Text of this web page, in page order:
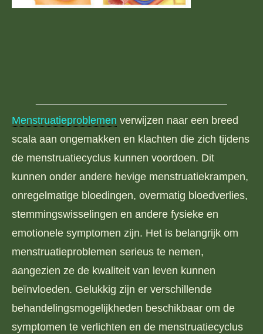
Menstruatieproblemen verwijzen naar een breed
scala aan ongemakken en klachten die zich tijdens
de menstruatiecyclus kunnen voordoen. Dit
kunnen onder andere hevige menstruatiekrampen,
onregelmatige bloedingen, overmatig bloedverlies,
stemmingswisselingen en andere fysieke en
emotionele symptomen zijn. Het is belangrijk om
menstruatieproblemen serieus te nemen,
aangezien ze de kwaliteit van leven kunnen
beïnvloeden. Gelukkig zijn er verschillende
behandelingsmogelijkheden beschikbaar om de
symptomen te verlichten en de menstruatiecyclus